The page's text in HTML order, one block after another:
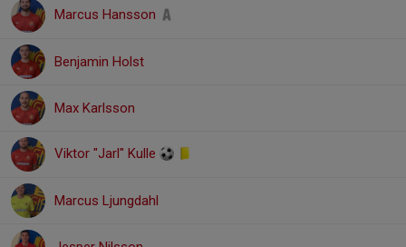
Marcus Hansson
Benjamin Holst
Max Karlsson
Viktor "Jarl" Kulle
Marcus Ljungdahl